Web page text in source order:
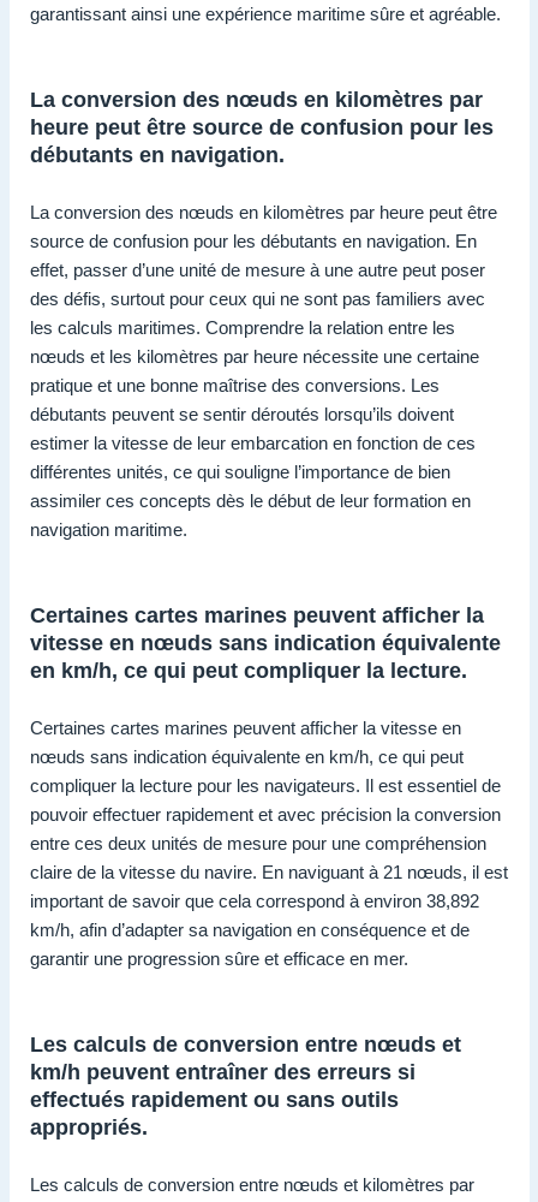
garantissant ainsi une expérience maritime sûre et agréable.
La conversion des nœuds en kilomètres par
heure peut être source de confusion pour les
débutants en navigation.
La conversion des nœuds en kilomètres par heure peut être
source de confusion pour les débutants en navigation. En
effet, passer d’une unité de mesure à une autre peut poser
des défis, surtout pour ceux qui ne sont pas familiers avec
les calculs maritimes. Comprendre la relation entre les
nœuds et les kilomètres par heure nécessite une certaine
pratique et une bonne maîtrise des conversions. Les
débutants peuvent se sentir déroutés lorsqu’ils doivent
estimer la vitesse de leur embarcation en fonction de ces
différentes unités, ce qui souligne l’importance de bien
assimiler ces concepts dès le début de leur formation en
navigation maritime.
Certaines cartes marines peuvent afficher la
vitesse en nœuds sans indication équivalente
en km/h, ce qui peut compliquer la lecture.
Certaines cartes marines peuvent afficher la vitesse en
nœuds sans indication équivalente en km/h, ce qui peut
compliquer la lecture pour les navigateurs. Il est essentiel de
pouvoir effectuer rapidement et avec précision la conversion
entre ces deux unités de mesure pour une compréhension
claire de la vitesse du navire. En naviguant à 21 nœuds, il est
important de savoir que cela correspond à environ 38,892
km/h, afin d’adapter sa navigation en conséquence et de
garantir une progression sûre et efficace en mer.
Les calculs de conversion entre nœuds et
km/h peuvent entraîner des erreurs si
effectués rapidement ou sans outils
appropriés.
Les calculs de conversion entre nœuds et kilomètres par